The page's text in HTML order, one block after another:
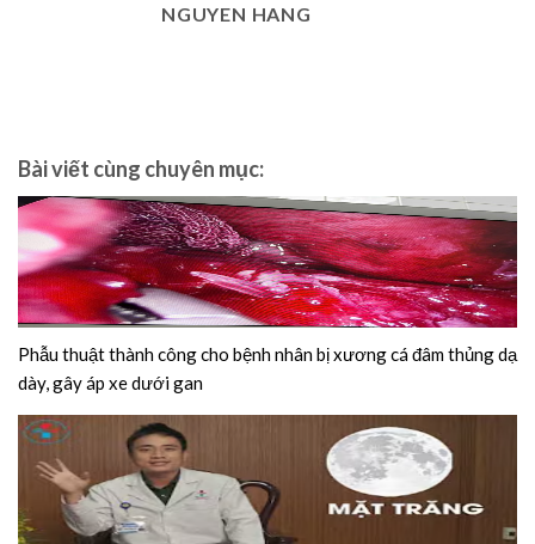
NGUYEN HANG
Bài viết cùng chuyên mục:
Phẫu thuật thành công cho bệnh nhân bị xương cá đâm thủng dạ
dày, gây áp xe dưới gan